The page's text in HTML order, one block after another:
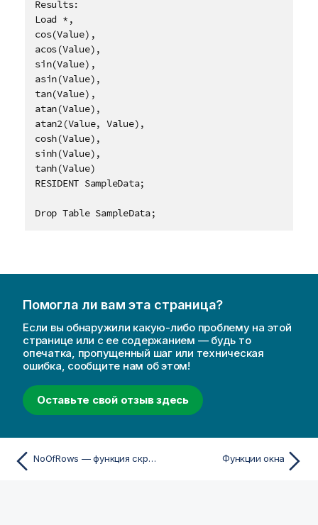
Results:
Load *,
cos(Value),
acos(Value),
sin(Value),
asin(Value),
tan(Value),
atan(Value),
atan2(Value, Value),
cosh(Value),
sinh(Value),
tanh(Value)
RESIDENT SampleData;
Drop Table SampleData;
Помогла ли вам эта страница?
Если вы обнаружили какую-либо проблему на этой
странице или с ее содержанием — будь то
опечатка, пропущенный шаг или техническая
ошибка, сообщите нам об этом!
Оставьте свой отзыв здесь
NoOfRows — функция скриптa и диаграммы Функции окна